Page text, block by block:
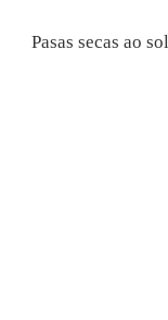
Pasas secas ao sol